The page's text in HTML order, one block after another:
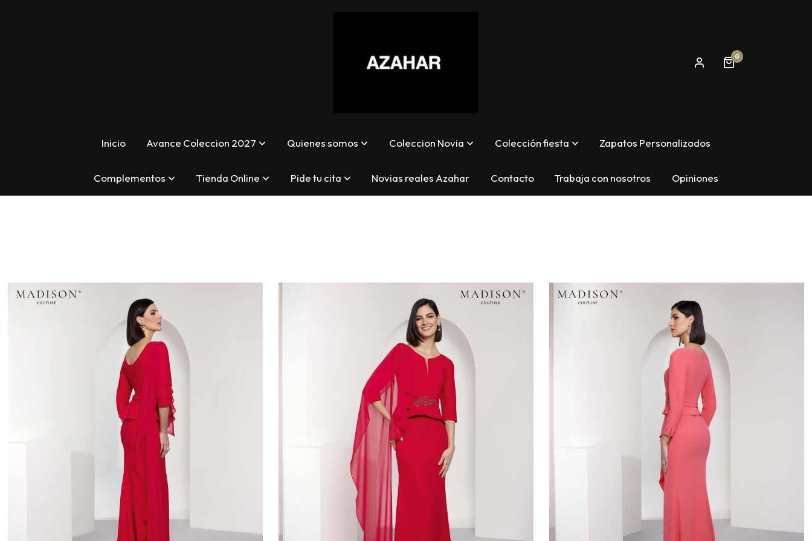
0
Inicio Avance Coleccion 2027 Quienes somos Coleccion Novia Colección fiesta Zapatos Personalizados
Complementos Tienda Online Pide tu cita Novias reales Azahar Contacto Trabaja con nosotros Opiniones